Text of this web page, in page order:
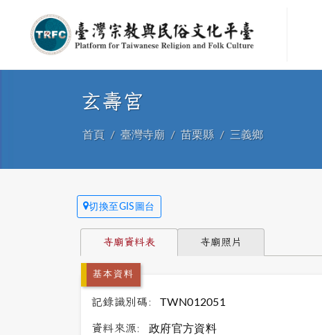
玄壽宮
首頁 臺灣寺廟 苗栗縣 三義鄉
切換至GIS圖台
寺廟資料表 寺廟照片
基本資料
記錄識別碼: TWN012051
資料來源: 政府官方資料